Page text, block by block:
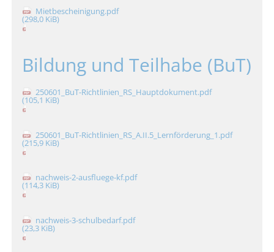
Mietbescheinigung.pdf
(298,0 KiB)
Bildung und Teilhabe (BuT)
250601_BuT-Richtlinien_RS_Hauptdokument.pdf
(105,1 KiB)
250601_BuT-Richtlinien_RS_A.II.5_Lernförderung_1.pdf
(215,9 KiB)
nachweis-2-ausfluege-kf.pdf
(114,3 KiB)
nachweis-3-schulbedarf.pdf
(23,3 KiB)